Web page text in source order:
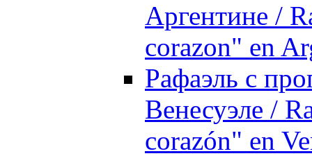
Аргентине /
corazon" en
Рафаэль с
Венесуэле /
corazón" en